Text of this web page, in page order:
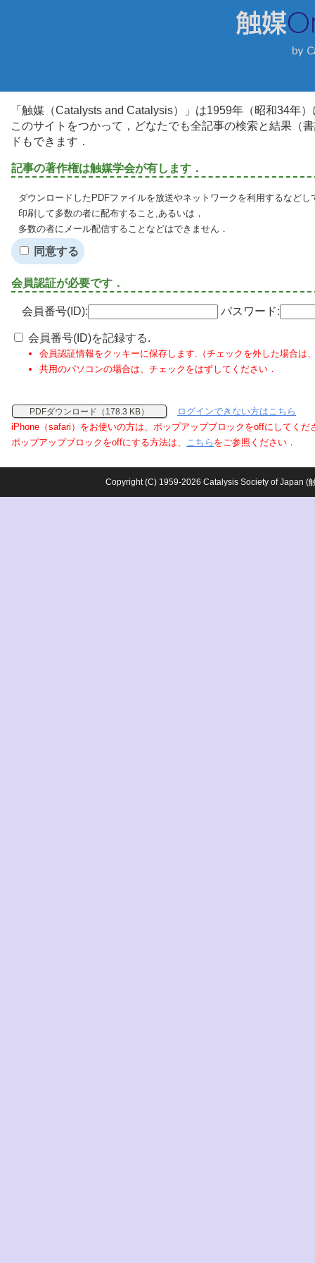
「触媒（Catalysts and Catalysis）」は1959年（昭和34年
このサイトをつかって，どなたでも全記事の検索と結果（
ドもできます．
記事の著作権は触媒学会が有します．
ダウンロードしたPDFファイルを放送やネットワークを利用するなど
印刷して多数の者に配布すること,あるいは，
多数の者にメール配信することなどはできません．
同意する
会員認証が必要です．
会員番号(ID): パスワード:
会員番号(ID)を記録する.
会員認証情報をクッキーに保存します.（チェックを外した場合は
共用のパソコンの場合は、チェックをはずしてください．
PDFダウンロード（178.3 KB）
ログインできない方はこちら
iPhone（safari）をお使いの方は、ポップアップブロックをoffにしてくだ
ポップアップブロックをoffにする方法は、 こちら をご参照ください．
Copyright (C) 1959-2026 Catalysis Society of Japan (